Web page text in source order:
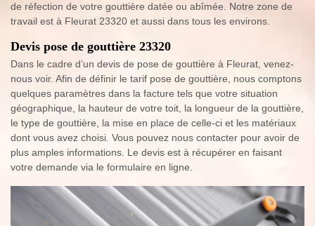
de réfection de votre gouttière datée ou abîmée. Notre zone de
travail est à Fleurat 23320 et aussi dans tous les environs.
Devis pose de gouttière 23320
Dans le cadre d’un devis de pose de gouttière à Fleurat, venez-
nous voir. Afin de définir le tarif pose de gouttière, nous comptons
quelques paramètres dans la facture tels que votre situation
géographique, la hauteur de votre toit, la longueur de la gouttière,
le type de gouttière, la mise en place de celle-ci et les matériaux
dont vous avez choisi. Vous pouvez nous contacter pour avoir de
plus amples informations. Le devis est à récupérer en faisant
votre demande via le formulaire en ligne.